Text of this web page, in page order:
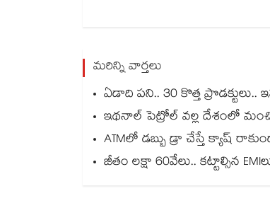
మరిన్ని వార్తలు
ఏడాది పని.. 30 కొత్త ప్రొడక్టులు..
ఇథనాల్ పెట్రోల్ వల్ల దేశంలో
ATMలో డబ్బు డ్రా చేస్తే క్యాష్
జీతం లక్షా 60వేలు.. కట్టాల్సిన